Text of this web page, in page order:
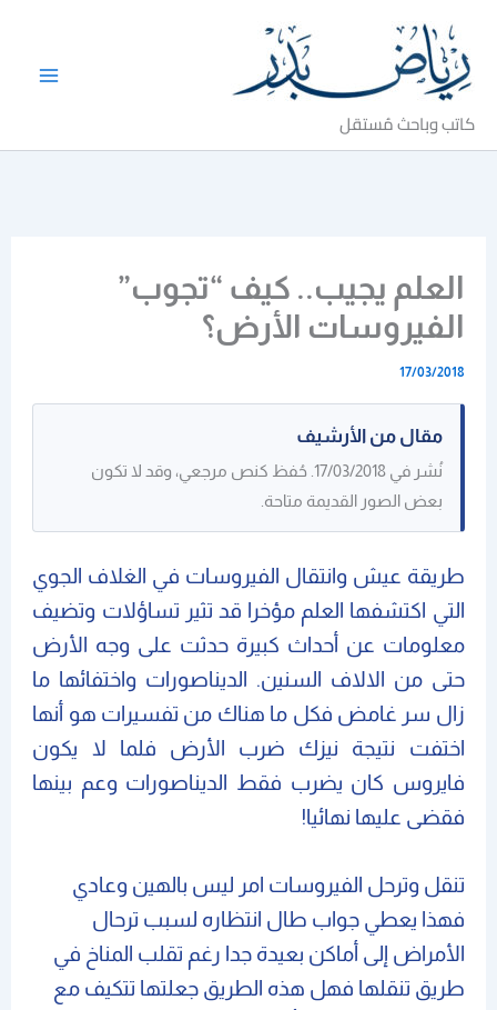
المحتوى
كاتب وباحث مُستقل
العلم يجيب.. كيف “تجوب”
الفيروسات الأرض؟
17/03/2018
مقال من الأرشيف
نُشر في 17/03/2018. حُفظ كنص مرجعي، وقد لا تكون
بعض الصور القديمة متاحة.
طريقة عيش وانتقال الفيروسات في الغلاف الجوي
التي اكتشفها العلم مؤخرا قد تثير تساؤلات وتضيف
معلومات عن أحداث كبيرة حدثت على وجه الأرض
حتى من الالاف السنين. الديناصورات واختفائها ما
زال سر غامض فكل ما هناك من تفسيرات هو أنها
اختفت نتيجة نيزك ضرب الأرض فلما لا يكون
فايروس كان يضرب فقط الديناصورات وعم بينها
فقضى عليها نهائيا!
تنقل وترحل الفيروسات امر ليس بالهين وعادي
فهذا يعطي جواب طال انتظاره لسبب ترحال
الأمراض إلى أماكن بعيدة جدا رغم تقلب المناخ في
طريق تنقلها فهل هذه الطريق جعلتها تتكيف مع